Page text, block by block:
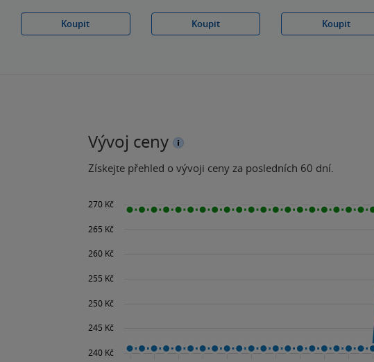
Koupit Koupit Koupit
Vývoj ceny
Získejte přehled o vývoji ceny za posledních 60 dní.